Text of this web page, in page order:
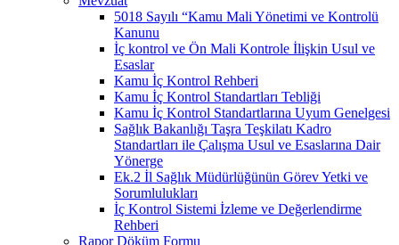
5018 Sayılı “Kamu Mali Yönetimi ve Kontrolü
Kanunu
İç kontrol ve Ön Mali Kontrole İlişkin Usul ve
Esaslar
Kamu İç Kontrol Rehberi
Kamu İç Kontrol Standartları Tebliği
Kamu İç Kontrol Standartlarına Uyum Genelgesi
Sağlık Bakanlığı Taşra Teşkilatı Kadro
Standartları ile Çalışma Usul ve Esaslarına Dair
Yönerge
Ek.2 İl Sağlık Müdürlüğünün Görev Yetki ve
Sorumlulukları
İç Kontrol Sistemi İzleme ve Değerlendirme
Rehberi
Rapor Döküm Formu